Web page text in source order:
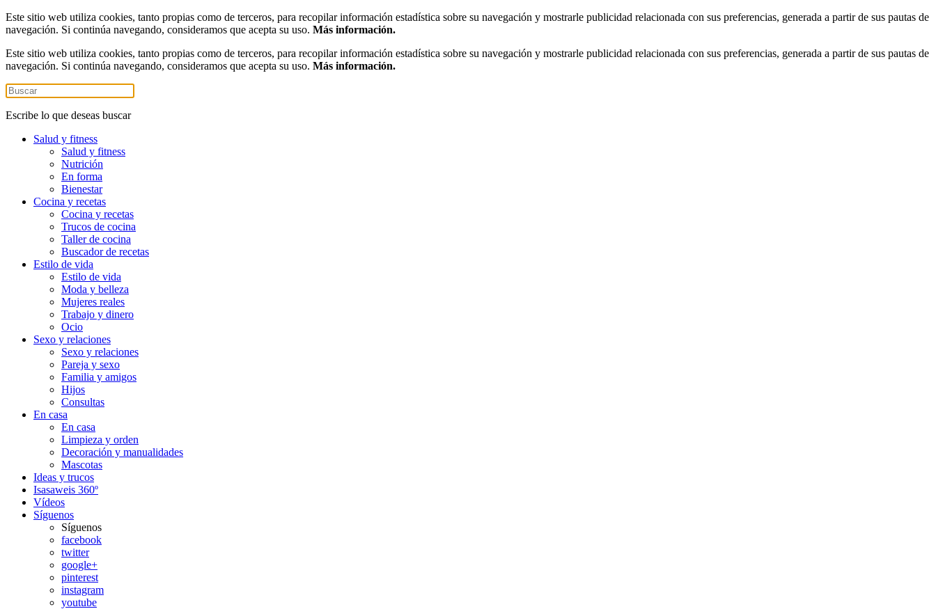
Este sitio web utiliza cookies, tanto propias como de terceros, para recopilar información estadística sobre su navegación y mostrarle publicidad relacionada con sus preferencias, generada a partir de sus pautas de
navegación. Si continúa navegando, consideramos que acepta su uso. Más información.
Este sitio web utiliza cookies, tanto propias como de terceros, para recopilar información estadística sobre su navegación y mostrarle publicidad relacionada con sus preferencias, generada a partir de sus pautas de
navegación. Si continúa navegando, consideramos que acepta su uso. Más información.
Escribe lo que deseas buscar
Salud y fitness
Salud y fitness
Nutrición
En forma
Bienestar
Cocina y recetas
Cocina y recetas
Trucos de cocina
Taller de cocina
Buscador de recetas
Estilo de vida
Estilo de vida
Moda y belleza
Mujeres reales
Trabajo y dinero
Ocio
Sexo y relaciones
Sexo y relaciones
Pareja y sexo
Familia y amigos
Hijos
Consultas
En casa
En casa
Limpieza y orden
Decoración y manualidades
Mascotas
Ideas y trucos
Isasaweis 360º
Vídeos
Síguenos
Síguenos
facebook
twitter
google+
pinterest
instagram
youtube